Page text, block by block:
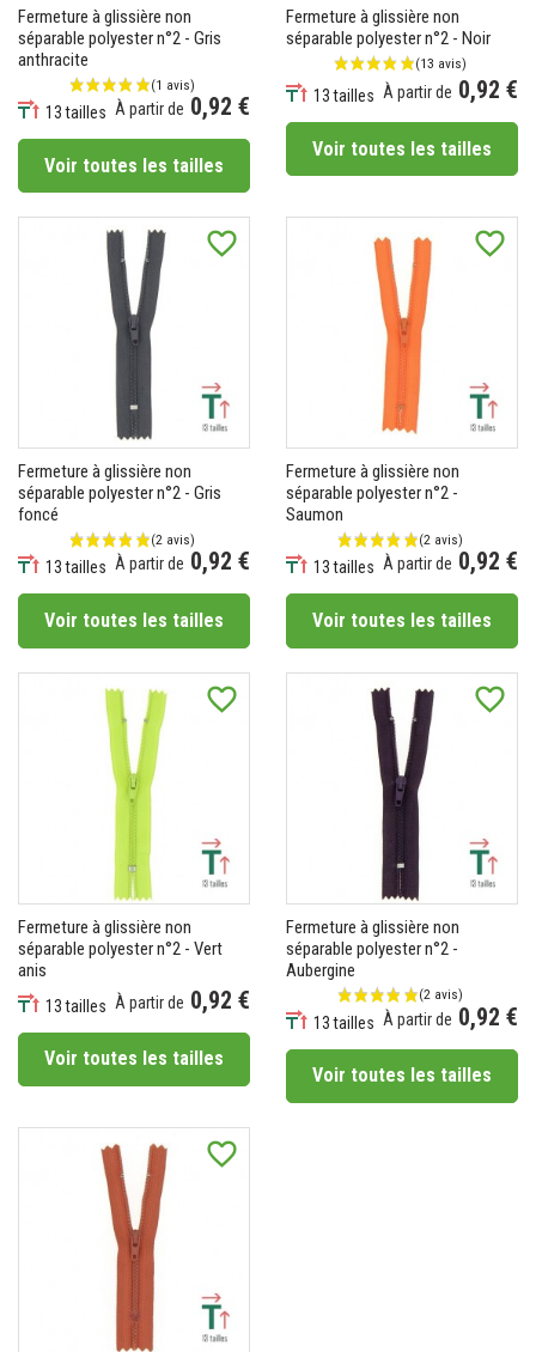
Fermeture à glissière non
séparable polyester n°2 - Gris
anthracite
13 tailles À partir de 0,92 €
Voir toutes les tailles
Fermeture à glissière non
séparable polyester n°2 - Noir
13 tailles À partir de 0,92 €
Voir toutes les tailles
favorite_border
Fermeture à glissière non
séparable polyester n°2 - Gris
foncé
13 tailles À partir de 0,92 €
Voir toutes les tailles
favorite_border
Fermeture à glissière non
séparable polyester n°2 -
Saumon
13 tailles À partir de 0,92 €
Voir toutes les tailles
favorite_border
Fermeture à glissière non
séparable polyester n°2 - Vert
anis
13 tailles À partir de 0,92 €
Voir toutes les tailles
favorite_border
Fermeture à glissière non
séparable polyester n°2 -
Aubergine
13 tailles À partir de 0,92 €
Voir toutes les tailles
favorite_border